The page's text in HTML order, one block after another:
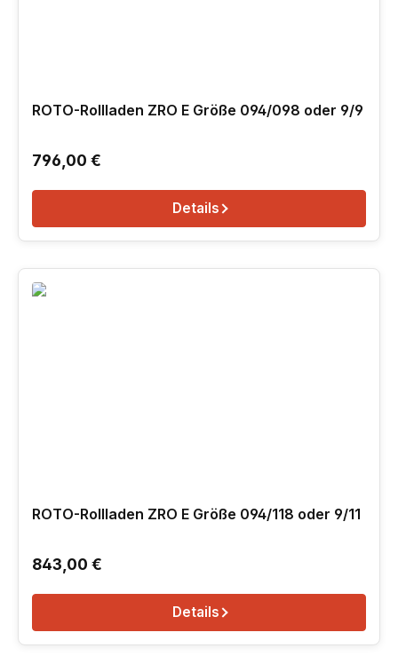
ROTO-Rollladen ZRO E Größe 094/098 oder 9/9
Regulärer Preis:
796,00 €
Details
ROTO-Rollladen ZRO E Größe 094/118 oder 9/11
Regulärer Preis:
843,00 €
Details